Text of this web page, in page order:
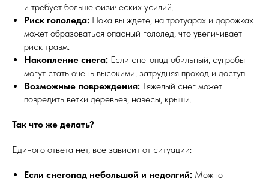
и требует больше физических усилий.
Риск гололеда: Пока вы ждете, на тротуарах и дорожках
может образоваться опасный гололед, что увеличивает
риск травм.
Накопление снега: Если снегопад обильный, сугробы
могут стать очень высокими, затрудняя проход и доступ.
Возможные повреждения: Тяжелый снег может
повредить ветки деревьев, навесы, крыши.
Так что же делать?
Единого ответа нет, все зависит от ситуации:
Если снегопад небольшой и недолгий: Можно